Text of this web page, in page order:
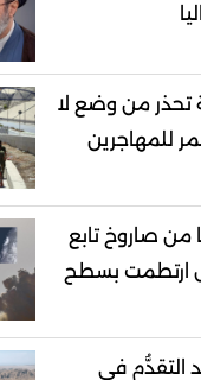
من وضع لا
للمهاجرين
من صاروخ تابع
ارتطمت بسطح
التقدُّم في